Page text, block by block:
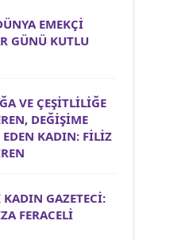
EMEKÇİ
GÜNÜ KUTLU
VE ÇEŞİTLİLİĞE
DEĞİŞİME
EDEN KADIN: FİLİZ
GAZETECİ:
FERACELİ